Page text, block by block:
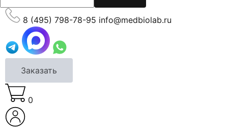
8 (495) 798-78-95 info@medbiolab.ru
Заказать
0